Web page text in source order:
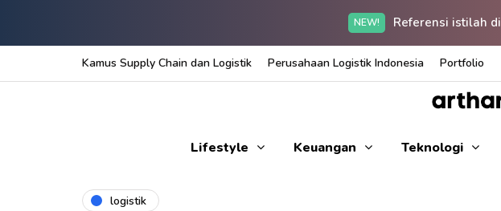
NEW! Referensi istilah
Kamus Supply Chain dan Logistik Perusahaan Logistik Indonesia Portfolio
Lifestyle Keuangan Teknologi
logistik